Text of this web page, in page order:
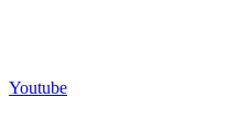
Youtube